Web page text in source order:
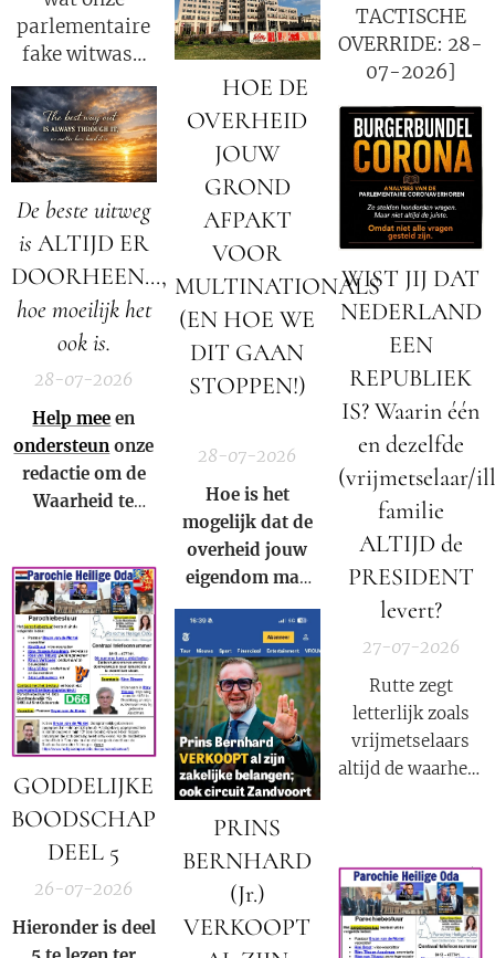
parlementaire
fake witwas-
enquete tot nu
toe heeft
gedaan
opnieuw
kop!
🚨 HOE DE
OVERHEID
JOUW
GROND
AFPAKT
VOOR
MULTINATIONALS
(EN HOE WE
DIT GAAN
STOPPEN!)
28-07-2026
Hoe is het
mogelijk dat de
overheid jouw
eigendom mag
afpakken voor
de winst van een
multinational?
TACTISCHE
OVERRIDE: 28-
07-2026]
De beste uitweg
is ALTIJD ER
DOORHEEN...,
hoe moeilijk het
ook is.
28-07-2026
Help mee en
ondersteun onze
redactie om de
Waarheid te
Nederland,
België en in de
rest van de
wereld.
PRINS
BERNHARD
(Jr.)
VERKOOPT
WIST JIJ DAT
NEDERLAND
EEN
REPUBLIEK
IS? Waarin één
en dezelfde
(vrijmetselaar/
familie
ALTIJD de
PRESIDENT
levert?
27-07-2026
Rutte zegt
letterlijk zoals
vrijmetselaars
altijd de waarheid
hun satanische
geloof:
"Nederland is
GODDELIJKE
BOODSCHAP
DEEL 5
26-07-2026
Hieronder is deel